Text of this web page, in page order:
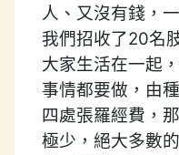
人、又沒有錢，
我們招收了20名
大家生活在一起
事情都要做，由
四處張羅經費，
極少，絕大多數